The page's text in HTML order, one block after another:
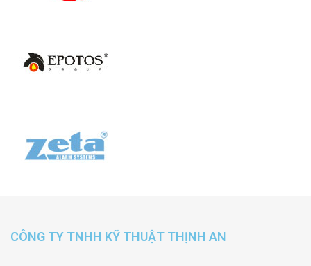
CÔNG TY TNHH KỸ THUẬT THỊNH AN